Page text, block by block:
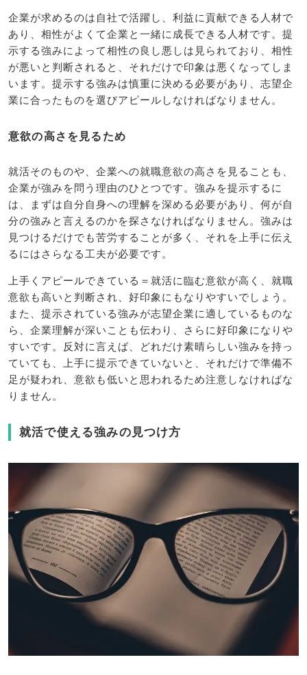
企業が求めるのは自社で活躍し、利益に貢献できる人材で
あり、相性がよくて企業と一緒に成長できる人材です。提
示する強みによって相性の良し悪しは見られており、相性
が悪いと判断されると、それだけで印象は悪くなってしま
います。提示する強みは慎重に決める必要があり、志望企
業に合ったものを選びアピールしなければなりません。
意欲の高さを見るため
就活そのものや、企業への就職意欲の高さを見ることも、
企業が強みを問う理由のひとつです。強みを提示するに
は、まずは自分自身への理解を深める必要があり、何が自
分の強みと言えるのかを探さなければなりません。強みは
見つけるだけでも苦労することが多く、それを上手に伝え
るにはさらなる工夫が必要です。
上手くアピールできている＝就活に臨む意欲が高く、就職
意欲も高いと判断され、好印象にもなりやすいでしょう。
また、提示されている強みが志望企業に適しているものな
ら、企業理解が深いことも伝わり、さらに好印象になりや
すいです。反対に言えば、どれだけ素晴らしい強みを持っ
ていても、上手に提示できていないと、それだけで準備不
足が疑われ、意欲も低いと思われるため注意しなければな
りません。
就活で使える強みの見つけ方